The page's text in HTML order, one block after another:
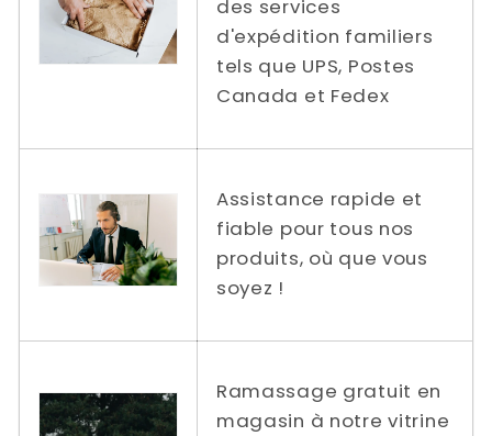
des services
d'expédition familiers
tels que UPS, Postes
Canada et Fedex
Assistance rapide et
fiable pour tous nos
produits, où que vous
soyez !
Ramassage gratuit en
magasin à notre vitrine